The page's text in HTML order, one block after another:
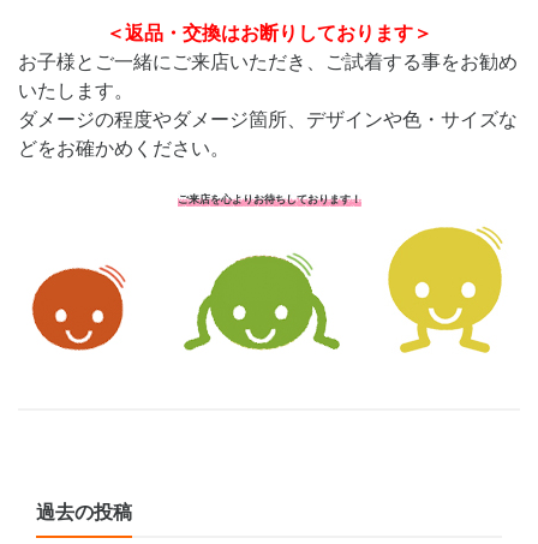
＜返品・交換はお断りしております＞
お子様とご一緒にご来店いただき、ご試着する事をお勧め
いたします。
ダメージの程度やダメージ箇所、デザインや色・サイズな
どをお確かめください。
ご来店を心よりお待ちしております！
過去の投稿